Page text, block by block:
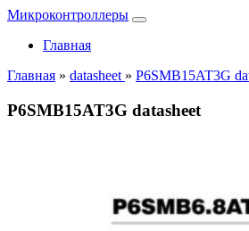
Микроконтроллеры
Главная
Главная » datasheet » P6SMB15AT3G
P6SMB15AT3G datasheet